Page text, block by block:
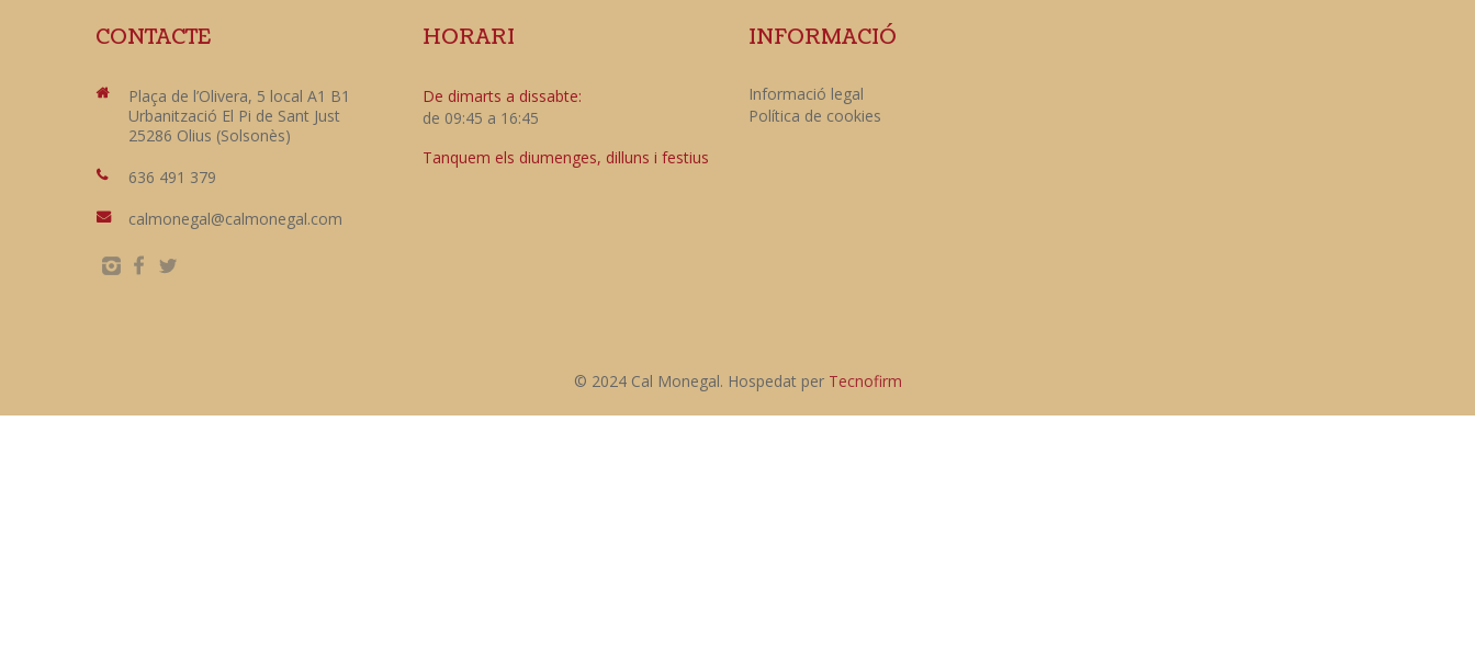
CONTACTE
Plaça de l’Olivera, 5 local A1 B1
Urbanització El Pi de Sant Just
25286 Olius (Solsonès)
636 491 379
calmonegal@calmonegal.com
HORARI
De dimarts a dissabte:
de 09:45 a 16:45
Tanquem els diumenges, dilluns i festius
INFORMACIÓ
Informació legal
Política de cookies
© 2024 Cal Monegal. Hospedat per Tecnofirm